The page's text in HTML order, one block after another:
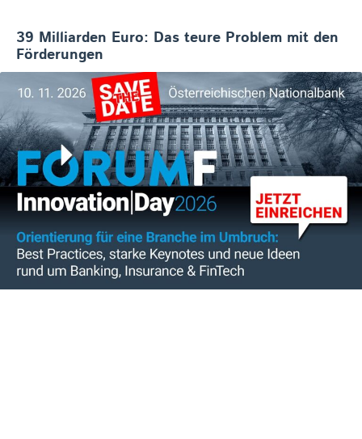
39 Milliarden Euro: Das teure Problem mit den
Förderungen